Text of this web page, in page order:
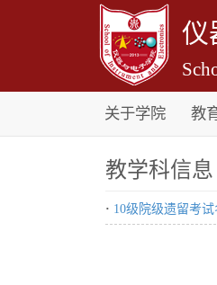
仪
关于学院 教
教学科信息
· 10级院级遗留考